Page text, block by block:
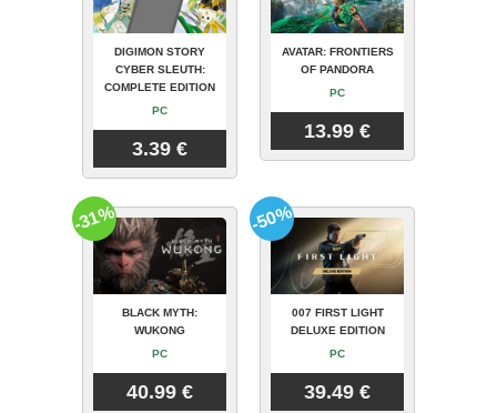
DIGIMON STORY
CYBER SLEUTH:
COMPLETE EDITION
PC
3.39 €
AVATAR: FRONTIERS
OF PANDORA
PC
13.99 €
BLACK MYTH:
WUKONG
PC
40.99 €
-31%
007 FIRST LIGHT
DELUXE EDITION
PC
39.49 €
-50%